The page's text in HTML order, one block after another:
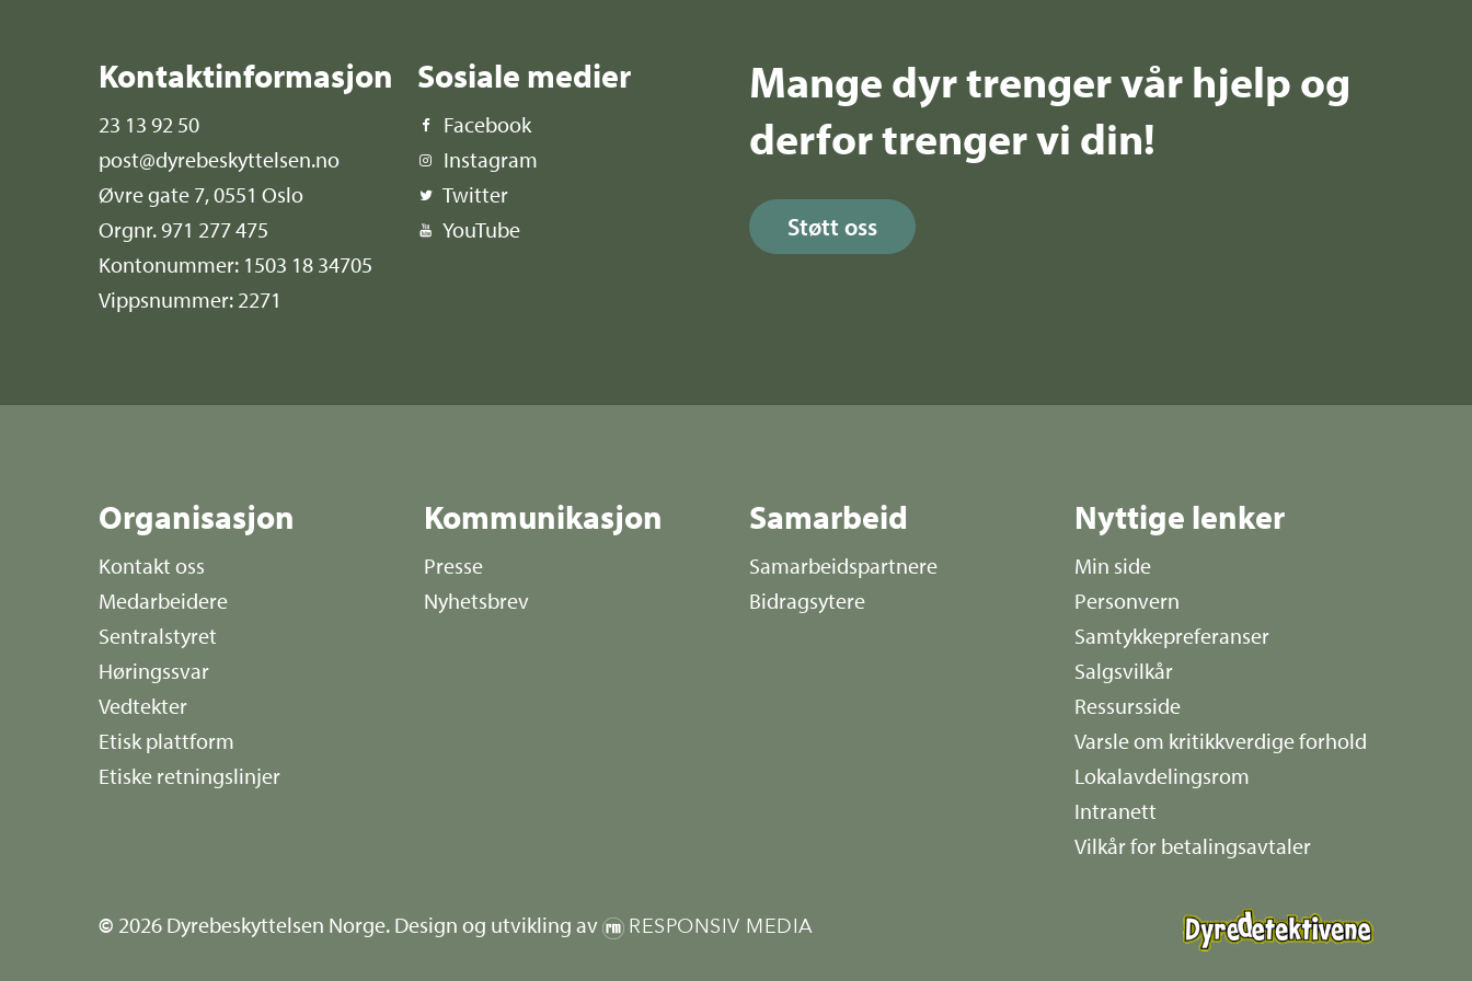
Kontaktinformasjon
23 13 92 50
post@dyrebeskyttelsen.no
Øvre gate 7, 0551 Oslo
Orgnr. 971 277 475
Kontonummer: 1503 18 34705
Vippsnummer: 2271
Sosiale medier
Facebook
Instagram
Twitter
YouTube
Mange dyr trenger vår hjelp og
derfor trenger vi din!
Støtt oss
Organisasjon
Kontakt oss
Medarbeidere
Sentralstyret
Høringssvar
Vedtekter
Etisk plattform
Etiske retningslinjer
Kommunikasjon
Presse
Nyhetsbrev
Samarbeid
Samarbeidspartnere
Bidragsytere
Nyttige lenker
Min side
Personvern
Samtykkepreferanser
Salgsvilkår
Ressursside
Varsle om kritikkverdige forhold
Lokalavdelingsrom
Intranett
Vilkår for betalingsavtaler
© 2026 Dyrebeskyttelsen Norge. Design og utvikling av RESPONSIV MEDIA